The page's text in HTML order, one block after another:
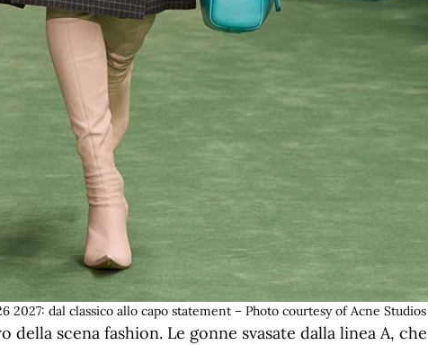
dal classico allo capo statement – Photo courtesy of Acne Studios
della scena fashion. Le gonne svasate dalla linea A, che